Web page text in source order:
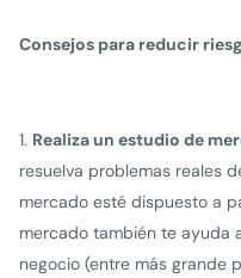
Consejos para reducir
Realiza un estudio de
resuelva problemas reales
mercado esté dispuesto a
mercado también te ayuda
negocio (entre más grande